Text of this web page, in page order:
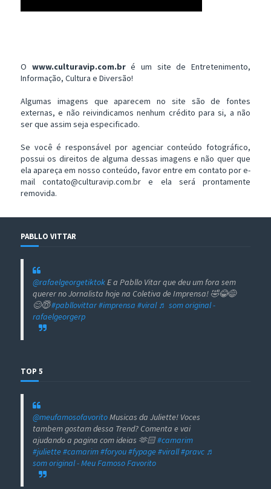
O www.culturavip.com.bré um site de Entretenimento,
Informação, Cultura e Diversão!
Algumas imagens que aparecem no site são de fontes
externas, e não reivindicamos nenhum crédito para si, a não
ser que assim seja especificado.
Se você é responsável por agenciar conteúdo fotográfico,
possui os direitos de alguma dessas imagens e não quer que
ela apareça em nosso conteúdo, favor entre em contato por e-
mail contato@culturavip.com.br e ela será prontamente
removida.
PABLLO VITTAR
@rafaelgeorgetiktokE a Pabllo Vitar que deu um fora sem
querer no Jornalista hoje na Coletiva de Imprensa! 🤣😂😅
😊😇#pabllovittar#imprensa #viral ♬ som original -
rafaelgeorgerp
TOP 5
@meufamosofavoritoMusicas da Juliette! Voces
tambem gostam dessa Trend? Comenta e vai
ajudando a pagina com ideias 🫶🏻#camarim
#juliette#camarim#foryou#fypage#virall#pravc ♬
som original - Meu Famoso Favorito